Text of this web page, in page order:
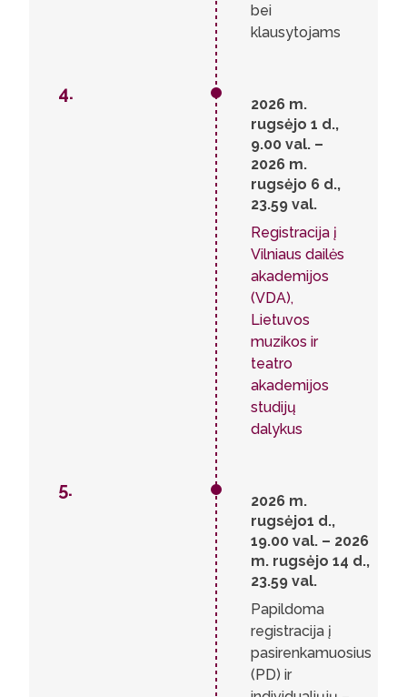
bei
klausytojams
4.
2026 m.
rugsėjo 1 d.,
9.00 val. –
2026 m.
rugsėjo 6 d.,
23.59 val.
Registracija į
Vilniaus dailės
akademijos
(VDA),
Lietuvos
muzikos ir
teatro
akademijos
studijų
dalykus
5.
2026 m.
rugsėjo1 d.,
19.00 val. – 2026
m. rugsėjo 14 d.,
23.59 val.
Papildoma
registracija į
pasirenkamuosius
(PD) ir